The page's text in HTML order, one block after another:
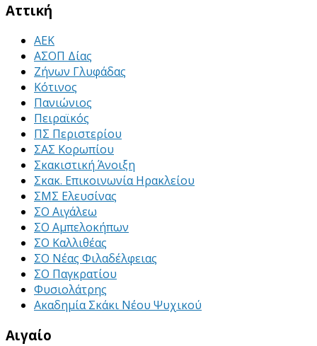
Αττική
ΑΕΚ
ΑΣΟΠ Δίας
Ζήνων Γλυφάδας
Κότινος
Πανιώνιος
Πειραϊκός
ΠΣ Περιστερίου
ΣΑΣ Κορωπίου
Σκακιστική Άνοιξη
Σκακ. Επικοινωνία Ηρακλείου
ΣΜΣ Ελευσίνας
ΣΟ Αιγάλεω
ΣΟ Αμπελοκήπων
ΣΟ Καλλιθέας
ΣΟ Νέας Φιλαδέλφειας
ΣΟ Παγκρατίου
Φυσιολάτρης
Ακαδημία Σκάκι Νέου Ψυχικού
Αιγαίο